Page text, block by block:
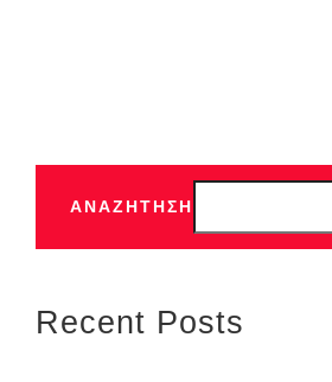
ΑΝΑΖΉΤΗΣΗ
Recent Posts